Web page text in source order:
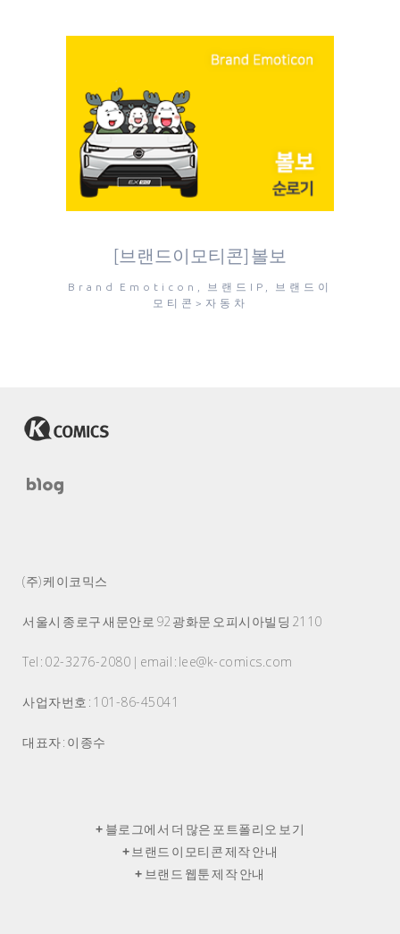
[브랜드이모티콘] 볼보
Brand Emoticon, 브랜드IP, 브랜드이
모티콘>자동차
(주) 케이코믹스
서울시 종로구 새문안로 92 광화문 오피시아빌딩 2110
Tel : 02-3276-2080 | email : lee@k-comics.com
사업자번호 : 101-86-45041
대표자 : 이종수
+ 블로그에서 더 많은 포트폴리오 보기
+ 브랜드 이모티콘 제작 안내
+ 브랜드 웹툰 제작 안내